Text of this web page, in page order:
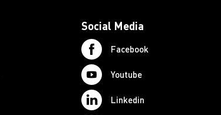
Social Media
Facebook
Youtube
Linkedin